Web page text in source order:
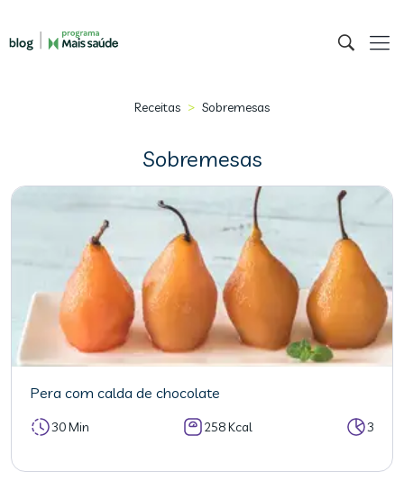
Receitas > Sobremesas
Sobremesas
Pera com calda de chocolate
30 Min 258 Kcal 3